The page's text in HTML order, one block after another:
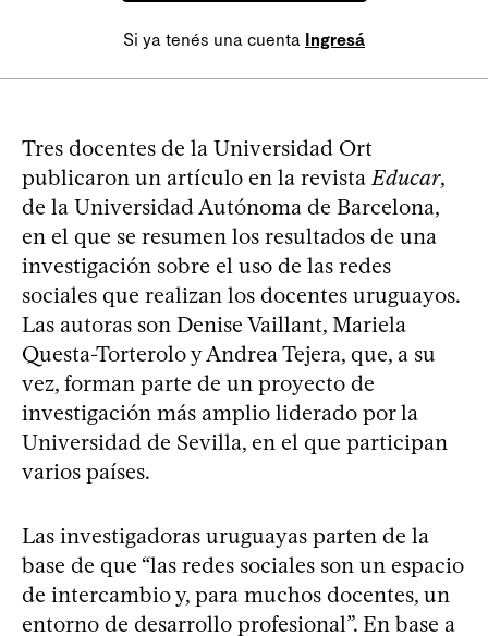
Si ya tenés una cuenta Ingresá
Tres docentes de la Universidad Ort
publicaron un artículo en la revista Educar,
de la Universidad Autónoma de Barcelona,
en el que se resumen los resultados de una
investigación sobre el uso de las redes
sociales que realizan los docentes uruguayos.
Las autoras son Denise Vaillant, Mariela
Questa-Torterolo y Andrea Tejera, que, a su
vez, forman parte de un proyecto de
investigación más amplio liderado por la
Universidad de Sevilla, en el que participan
varios países.
Las investigadoras uruguayas parten de la
base de que “las redes sociales son un espacio
de intercambio y, para muchos docentes, un
entorno de desarrollo profesional”. En base a